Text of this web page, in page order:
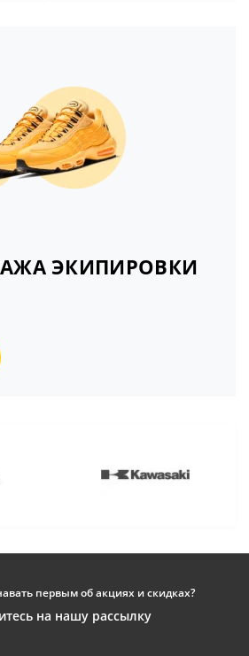
ЭКИПИРОВКИ
первым об акциях и скидках?
на нашу рассылку